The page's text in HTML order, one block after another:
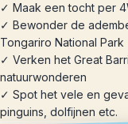
✓ Maak een tocht per
✓ Bewonder de
Tongariro National Park
✓ Verken het Great
natuurwonderen
✓ Spot het vele en
pinguins, dolfijnen etc.